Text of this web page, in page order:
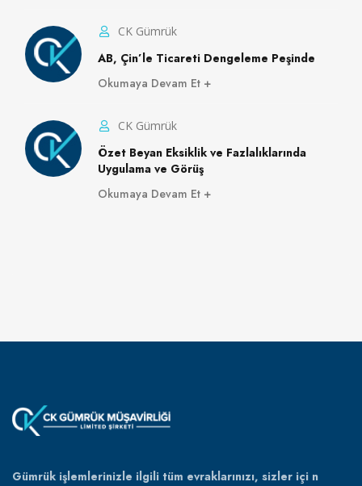
CK Gümrük
AB, Çin’le Ticareti Dengeleme Peşinde
Okumaya Devam Et
CK Gümrük
Özet Beyan Eksiklik ve Fazlalıklarında
Uygulama ve Görüş
Okumaya Devam Et
Gümrük işlemlerinizle ilgili tüm evraklarınızı, sizler içi n